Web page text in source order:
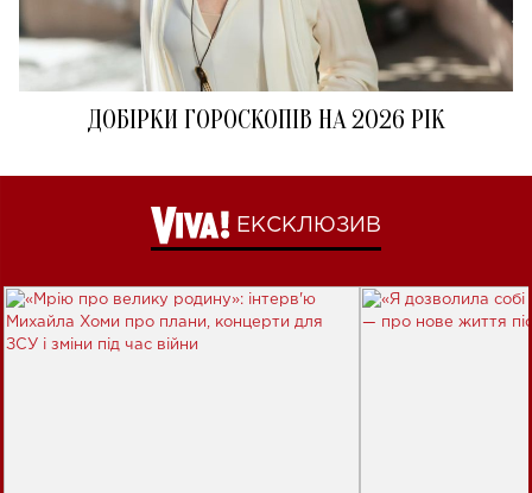
ДОБІРКИ ГОРОСКОПІВ НА 2026 РІК
ЕКСКЛЮЗИВ